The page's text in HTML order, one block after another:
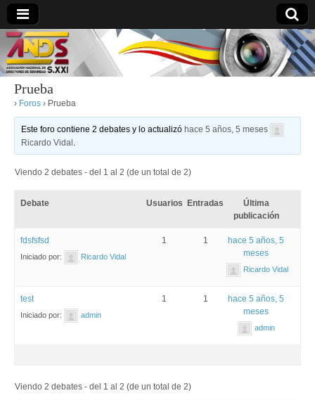
directoresdeseguridad.es
Prueba
› Foros › Prueba
Este foro contiene 2 debates y lo actualizóhace 5 años, 5 meses
Ricardo Vidal
Viendo 2 debates - del 1 al 2 (de un total de 2)
Debate Usuarios Entradas
Última
publicación
fdsfsfsd
Iniciado por: Ricardo Vidal
1 1
hace 5 años, 5
meses
Ricardo Vidal
test
Iniciado por: admin
1 1
hace 5 años, 5
meses
admin
Viendo 2 debates - del 1 al 2 (de un total de 2)